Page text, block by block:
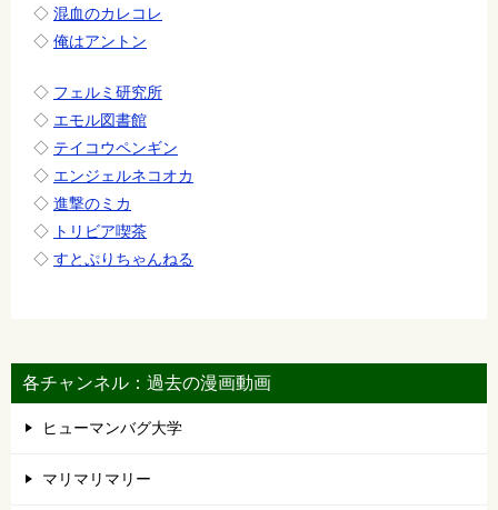
◇ 混血のカレコレ
◇ 俺はアントン
◇ フェルミ研究所
◇ エモル図書館
◇ テイコウペンギン
◇ エンジェルネコオカ
◇ 進撃のミカ
◇ トリビア喫茶
◇ すとぷりちゃんねる
各チャンネル：過去の漫画動画
ヒューマンバグ大学
マリマリマリー